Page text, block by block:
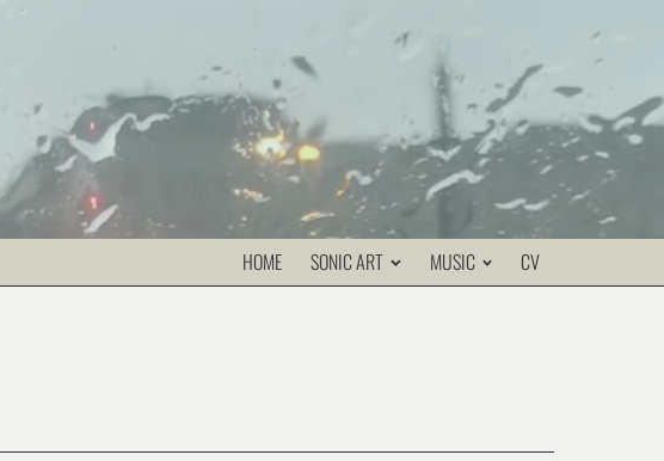
HOME SONIC ART MUSIC CV